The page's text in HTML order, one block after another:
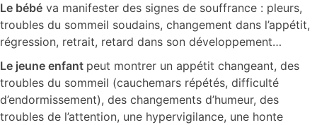
Le bébé va manifester des signes de souffrance : pleurs,
troubles du sommeil soudains, changement dans l’appétit,
régression, retrait, retard dans son développement…
Le jeune enfant peut montrer un appétit changeant, des
troubles du sommeil (cauchemars répétés, difficulté
d’endormissement), des changements d’humeur, des
troubles de l’attention, une hypervigilance, une honte